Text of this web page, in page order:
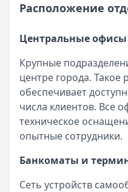
Расположение
Центральные офисы
Крупные
центре города.
обеспечивает
числа клиентов. Все
техническое
опытные сотрудники.
Банкоматы и
Сеть устройств